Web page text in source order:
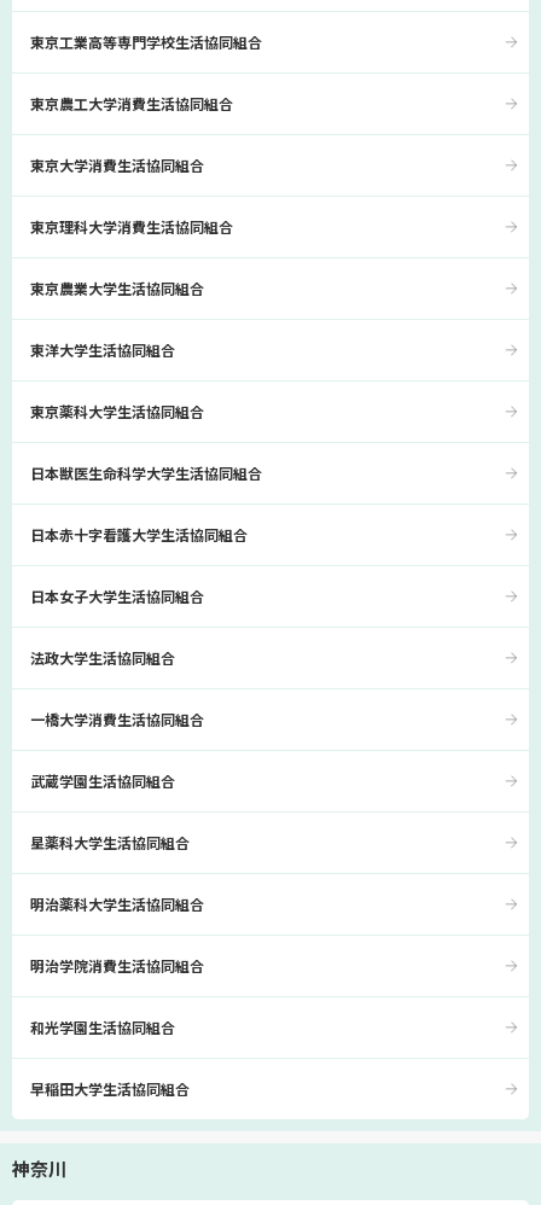
東京工業高等専門学校生活協同組合
東京農工大学消費生活協同組合
東京大学消費生活協同組合
東京理科大学消費生活協同組合
東京農業大学生活協同組合
東洋大学生活協同組合
東京薬科大学生活協同組合
日本獣医生命科学大学生活協同組合
日本赤十字看護大学生活協同組合
日本女子大学生活協同組合
法政大学生活協同組合
一橋大学消費生活協同組合
武蔵学園生活協同組合
星薬科大学生活協同組合
明治薬科大学生活協同組合
明治学院消費生活協同組合
和光学園生活協同組合
早稲田大学生活協同組合
神奈川